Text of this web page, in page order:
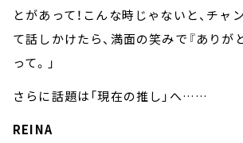
とがあって！こんな時じゃないと、チャ
て話しかけたら、満面の笑みで『ありが
って。」
さらに話題は「現在の推し」へ……
REINA